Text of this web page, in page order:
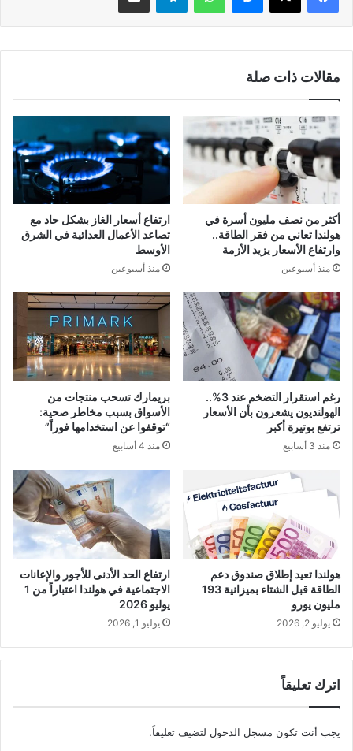
مقالات ذات صلة
أكثر من نصف مليون أسرة في
هولندا تعاني من فقر الطاقة..
وارتفاع الأسعار يزيد الأزمة
منذ أسبوعين
ارتفاع أسعار الغاز بشكل حاد مع
تصاعد الأعمال العدائية في الشرق
الأوسط
منذ أسبوعين
رغم استقرار التضخم عند 3%..
الهولنديون يشعرون بأن الأسعار
ترتفع بوتيرة أكبر
منذ 3 أسابيع
بريمارك تسحب منتجات من
الأسواق بسبب مخاطر صحية:
“توقفوا عن استخدامها فوراً”
منذ 4 أسابيع
هولندا تعيد إطلاق صندوق دعم
الطاقة قبل الشتاء بميزانية 193
مليون يورو
يوليو 2, 2026
ارتفاع الحد الأدنى للأجور والإعانات
الاجتماعية في هولندا اعتباراً من 1
يوليو 2026
يوليو 1, 2026
اترك تعليقاً
يجب أنت تكون مسجل الدخول لتضيف تعليقاً.